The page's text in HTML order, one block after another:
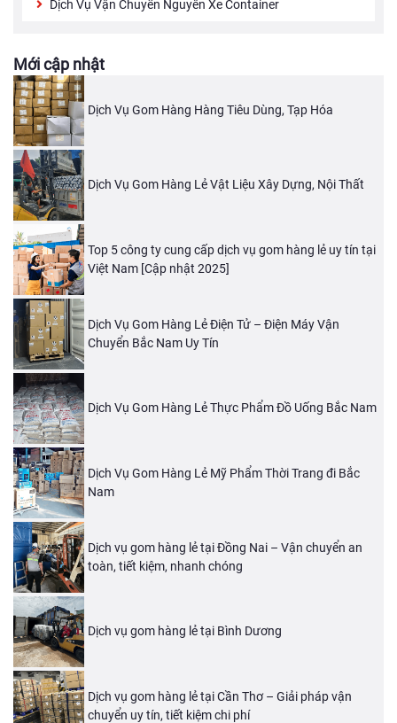
Dịch Vụ Vận Chuyển Nguyên Xe Container
Mới cập nhật
Dịch Vụ Gom Hàng Hàng Tiêu Dùng, Tạp Hóa
Dịch Vụ Gom Hàng Lẻ Vật Liệu Xây Dựng, Nội Thất
Top 5 công ty cung cấp dịch vụ gom hàng lẻ uy tín tại
Việt Nam [Cập nhật 2025]
Dịch Vụ Gom Hàng Lẻ Điện Tử – Điện Máy Vận
Chuyển Bắc Nam Uy Tín
Dịch Vụ Gom Hàng Lẻ Thực Phẩm Đồ Uống Bắc Nam
Dịch Vụ Gom Hàng Lẻ Mỹ Phẩm Thời Trang đi Bắc
Nam
Dịch vụ gom hàng lẻ tại Đồng Nai – Vận chuyển an
toàn, tiết kiệm, nhanh chóng
Dịch vụ gom hàng lẻ tại Bình Dương
Dịch vụ gom hàng lẻ tại Cần Thơ – Giải pháp vận
chuyển uy tín, tiết kiệm chi phí